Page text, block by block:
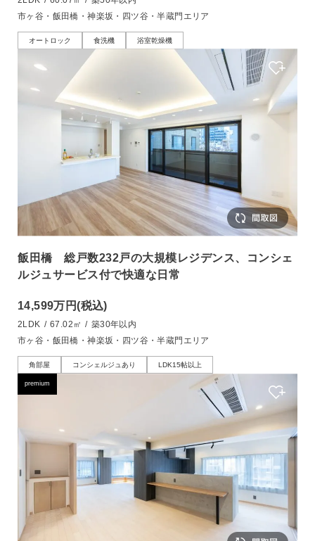
市ヶ谷・飯田橋・神楽坂・四ツ谷・半蔵門エリア
オートロック 食洗機 浴室乾燥機
飯田橋 総戸数232戸の大規模レジデンス、コンシェ
ルジュサービス付で快適な日常
14,599万円(税込)
2LDK / 67.02㎡ / 築30年以内
市ヶ谷・飯田橋・神楽坂・四ツ谷・半蔵門エリア
角部屋 コンシェルジュあり LDK15帖以上
premium